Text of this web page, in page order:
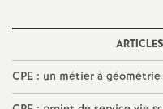
CPE : un métier à